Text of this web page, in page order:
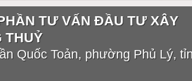
TƯ VẤN ĐẦU TƯ XÂY
THUỶ
Quốc Toản, phường Phủ Lý,